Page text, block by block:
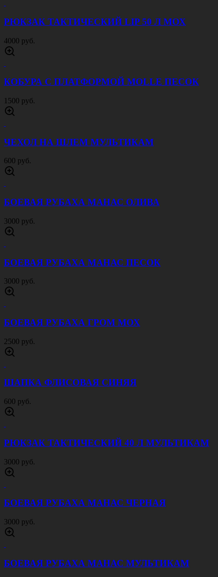
РЮКЗАК ТАКТИЧЕСКИЙ LIP 50 Л МОХ
4000 руб.
КОБУРА С ПЛАТФОРМОЙ MOLLE ПЕСОК
1500 руб.
ЧЕХОЛ НА ШЛЕМ МУЛЬТИКАМ
600 руб.
БОЕВАЯ РУБАХА МАНАС ОЛИВА
3000 руб.
БОЕВАЯ РУБАХА МАНАС ПЕСОК
3000 руб.
БОЕВАЯ РУБАХА ГРОМ МОХ
2500 руб.
ШАПКА ФЛИСОВАЯ СИНЯЯ
600 руб.
РЮКЗАК ТАКТИЧЕСКИЙ 40 Л МУЛЬТИКАМ
3000 руб.
БОЕВАЯ РУБАХА МАНАС ЧЕРНАЯ
3000 руб.
БОЕВАЯ РУБАХА МАНАС МУЛЬТИКАМ